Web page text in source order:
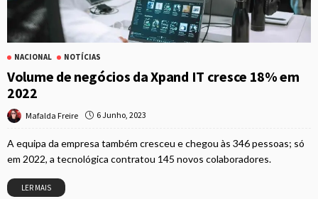
NACIONAL NOTÍCIAS
Volume de negócios da Xpand IT cresce 18% em
2022
Mafalda Freire 6 Junho, 2023
A equipa da empresa também cresceu e chegou às 346 pessoas; só
em 2022, a tecnológica contratou 145 novos colaboradores.
LER MAIS